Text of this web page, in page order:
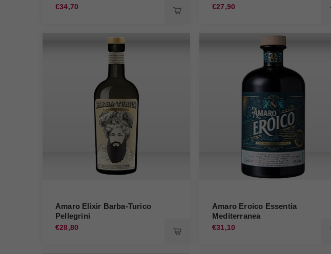
€34,70 €27,90
Amaro Elixir Barba-Turico
Pellegrini
€28,80
Amaro Eroico Essentia
Mediterranea
€31,10